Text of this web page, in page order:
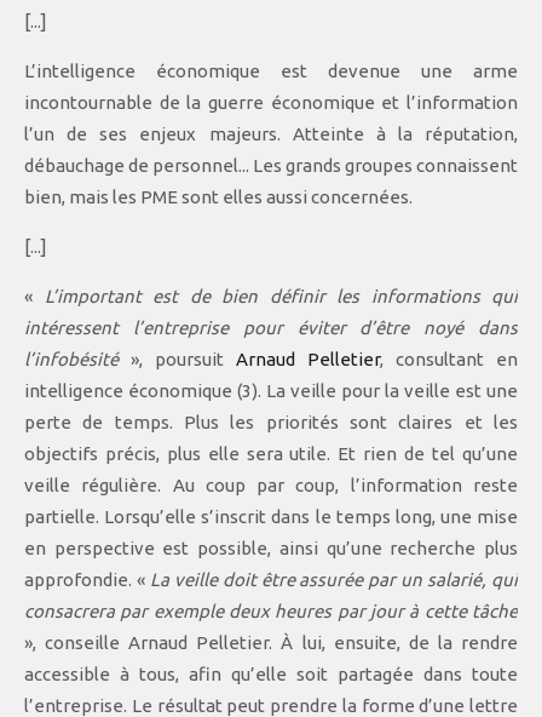
[...]
L’intelligence économique est devenue une arme
incontournable de la guerre économique et l’information
l’un de ses enjeux majeurs. Atteinte à la réputation,
débauchage de personnel... Les grands groupes connaissent
bien, mais les PME sont elles aussi concernées.
[...]
« L’important est de bien définir les informations qui
intéressent l’entreprise pour éviter d’être noyé dans
l’infobésité», poursuit Arnaud Pelletier, consultant en
intelligence économique (3). La veille pour la veille est une
perte de temps. Plus les priorités sont claires et les
objectifs précis, plus elle sera utile. Et rien de tel qu’une
veille régulière. Au coup par coup, l’information reste
partielle. Lorsqu’elle s’inscrit dans le temps long, une mise
en perspective est possible, ainsi qu’une recherche plus
approfondie. « La veille doit être assurée par un salarié, qui
consacrera par exemple deux heures par jour à cette tâche
», conseille Arnaud Pelletier. À lui, ensuite, de la rendre
accessible à tous, afin qu’elle soit partagée dans toute
l’entreprise. Le résultat peut prendre la forme d’une lettre